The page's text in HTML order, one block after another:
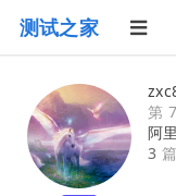
测试之家
第
阿
3